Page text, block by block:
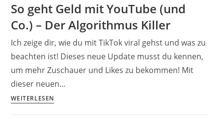
Top
Dividende,
Gos
&
22
wichtige
So geht Geld mit YouTube (und
Co.) – Der Algorithmus Killer
Ich zeige dir, wie du mit TikTok viral gehst und was zu
beachten ist! Dieses neue Update musst du kennen,
um mehr Zuschauer und Likes zu bekommen! Mit
dieser neuen…
WEITERLESEN